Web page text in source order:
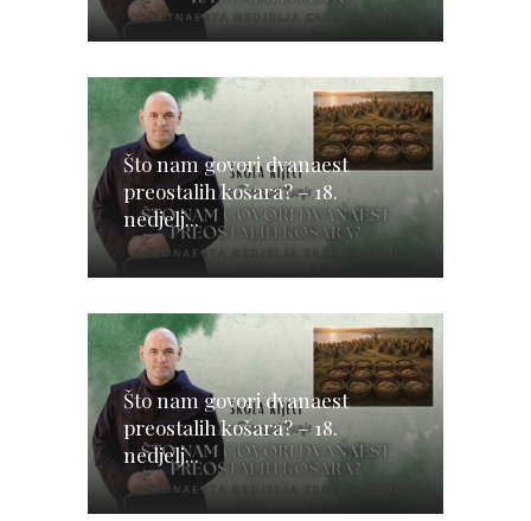
Što nam govori dvanaest
preostalih košara? – 18.
nedjelj...
Što nam govori dvanaest
preostalih košara? – 18.
nedjelj...